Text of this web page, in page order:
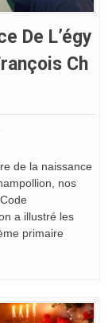
De L’égy
Ch
de la naissance
nos
a illustré les
primaire